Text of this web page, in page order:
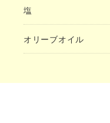
塩
オリーブオイル